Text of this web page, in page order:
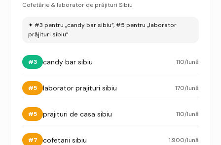
Cofetărie & laborator de prăjituri Sibiu
✦ #3 pentru „candy bar sibiu”, #5 pentru „laborator
prăjituri sibiu”
#3 candy bar sibiu 110/lună
#5 laborator prajituri sibiu 170/lună
#5 prajituri de casa sibiu 110/lună
#7 cofetarii sibiu 1.900/lună